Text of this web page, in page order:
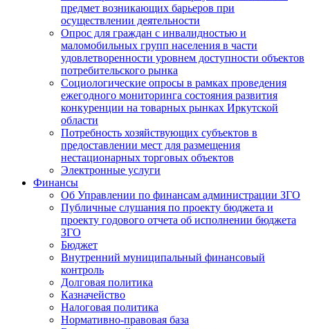
предмет возникающих барьеров при
осуществлении деятельности
Опрос для граждан с инвалидностью и
маломобильных групп населения в части
удовлетворенности уровнем доступности объектов
потребительского рынка
Социологические опросы в рамках проведения
ежегодного мониторинга состояния развития
конкуренции на товарных рынках Иркутской
области
Потребность хозяйствующих субъектов в
предоставлении мест для размещения
нестационарных торговых объектов
Электронные услуги
Финансы
Об Управлении по финансам администрации ЗГО
Публичные слушания по проекту бюджета и
проекту годового отчета об исполнении бюджета
ЗГО
Бюджет
Внутренний муниципальный финансовый
контроль
Долговая политика
Казначейство
Налоговая политика
Нормативно-правовая база